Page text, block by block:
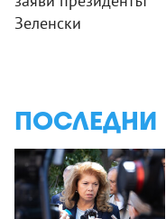
Зеленски
ПОСЛЕДНИ